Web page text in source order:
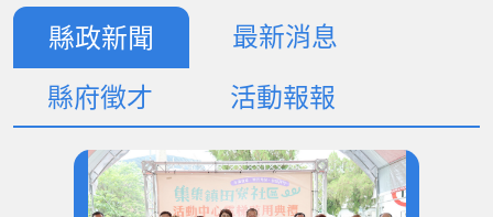
縣政新聞
最新消息
縣府徵才
活動報報